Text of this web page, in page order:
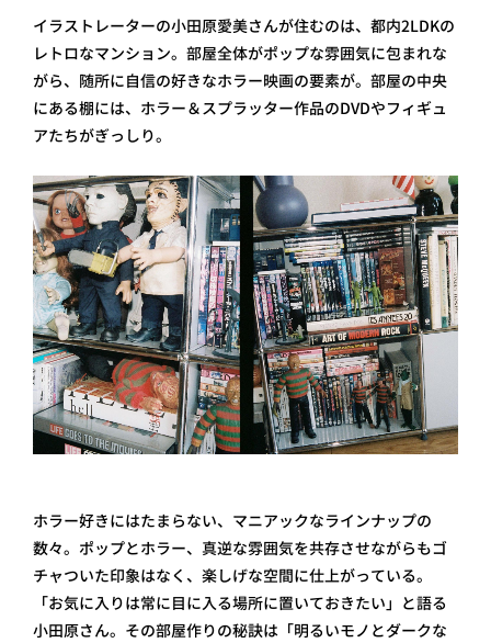
イラストレーターの小田原愛美さんが住むのは、都内2LDKの
レトロなマンション。部屋全体がポップな雰囲気に包まれな
がら、随所に自信の好きなホラー映画の要素が。部屋の中央
にある棚には、ホラー＆スプラッター作品のDVDやフィギュ
アたちがぎっしり。
ホラー好きにはたまらない、マニアックなラインナップの
数々。ポップとホラー、真逆な雰囲気を共存させながらもゴ
チャついた印象はなく、楽しげな空間に仕上がっている。
「お気に入りは常に目に入る場所に置いておきたい」と語る
小田原さん。その部屋作りの秘訣は「明るいモノとダークな